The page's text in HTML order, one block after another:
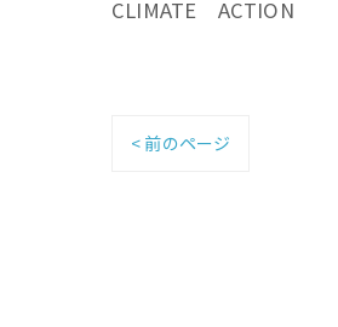
CLIMATE ACTION
< 前のページ